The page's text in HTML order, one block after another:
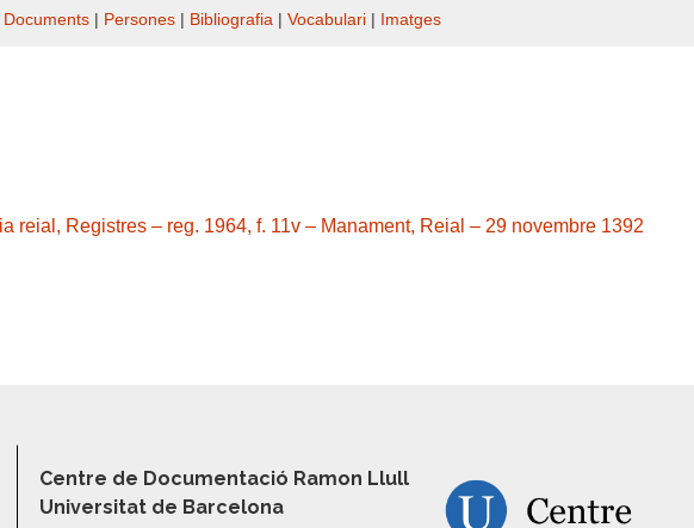
Documents Persones Bibliografia Vocabulari Imatges
reial, Registres – reg. 1964, f. 11v – Manament, Reial – 29 novembre 1392
Centre de Documentació Ramon Llull
Universitat de Barcelona